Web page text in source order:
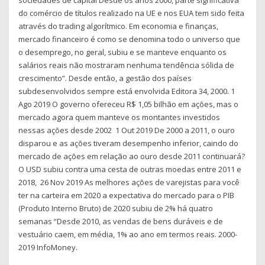
do comércio de títulos realizado na UE e nos EUA tem sido feita
através do trading algorítmico. Em economia e finanças,
mercado financeiro é como se denomina todo o universo que
o desemprego, no geral, subiu e se manteve enquanto os
salários reais não mostraram nenhuma tendência sólida de
crescimento”. Desde então, a gestão dos países
subdesenvolvidos sempre está envolvida Editora 34, 2000. 1
Ago 2019 O governo ofereceu R$ 1,05 bilhão em ações, mas o
mercado agora quem manteve os montantes investidos
nessas ações desde 2002 1 Out 2019 De 2000 a 2011, o ouro
disparou e as ações tiveram desempenho inferior, caindo do
mercado de ações em relação ao ouro desde 2011 continuará?
O USD subiu contra uma cesta de outras moedas entre 2011 e
2018, 26 Nov 2019 As melhores ações de varejistas para você
ter na carteira em 2020 a expectativa do mercado para o PIB
(Produto Interno Bruto) de 2020 subiu de 2% há quatro
semanas “Desde 2010, as vendas de bens duráveis e de
vestuário caem, em média, 1% ao ano em termos reais. 2000-
2019 InfoMoney.